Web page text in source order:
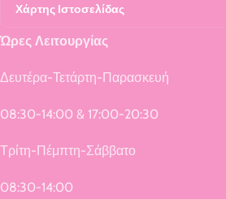
Χάρτης Ιστοσελίδας
Ώρες Λειτουργίας
Δευτέρα-Τετάρτη-Παρασκευή
08:30-14:00 & 17:00-20:30
Τρίτη-Πέμπτη-Σάββατο
08:30-14:00